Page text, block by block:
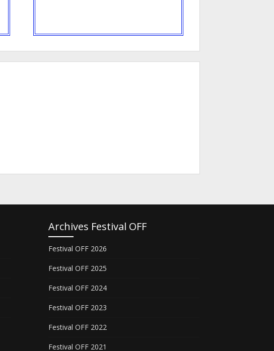
Archives Festival OFF
Festival OFF 2026
Festival OFF 2025
Festival OFF 2024
Festival OFF 2023
Festival OFF 2022
Festival OFF 2021